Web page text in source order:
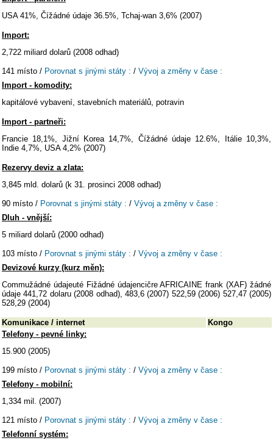
USA 41%, Čížádné údaje 36.5%, Tchaj-wan 3,6% (2007)
Import:
2,722 miliard dolarů (2008 odhad)
141 místo / Porovnat s jinými státy : / Vývoj a změny v čase :
Import - komodity:
kapitálové vybavení, stavebních materiálů, potravin
Import - partneři:
Francie 18,1%, Jižní Korea 14,7%, Čížádné údaje 12.6%, Itálie 10,3%,
Indie 4,7%, USA 4,2% (2007)
Rezervy deviz a zlata:
3,845 mld. dolarů (k 31. prosinci 2008 odhad)
90 místo / Porovnat s jinými státy : / Vývoj a změny v čase :
Dluh - vnější:
5 miliard dolarů (2000 odhad)
103 místo / Porovnat s jinými státy : / Vývoj a změny v čase :
Devizové kurzy (kurz měn):
Commužádné údajeuté Fižádné údajencičre AFRICAINE frank (XAF) žádné
údaje 441,72 dolaru (2008 odhad), 483,6 (2007) 522,59 (2006) 527,47 (2005)
528,29 (2004)
Komunikace / internet
Kongo
Telefony - pevné linky:
15.900 (2005)
199 místo / Porovnat s jinými státy : / Vývoj a změny v čase :
Telefony - mobilní:
1,334 mil. (2007)
121 místo / Porovnat s jinými státy : / Vývoj a změny v čase :
Telefonní systém: